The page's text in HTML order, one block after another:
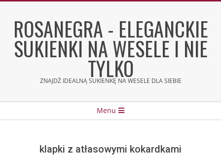
contentROSANEGRA - ELEGANCKIE
SUKIENKI NA WESELE I NIE
TYLKO
ZNAJDŹ IDEALNĄ SUKIENKĘ NA WESELE DLA SIEBIE
Menu
klapki z atłasowymi kokardkami